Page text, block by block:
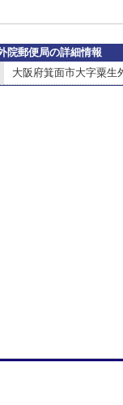
院郵便局の詳細情報
大阪府箕面市大字粟生